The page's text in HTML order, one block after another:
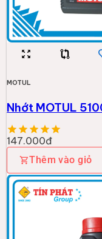
MOTUL
Nhớt MOTUL
147.000đ
Thêm vào giỏ